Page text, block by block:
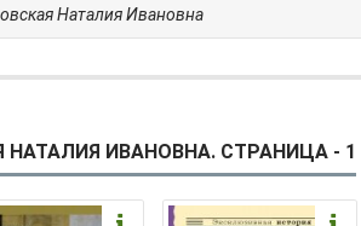
Наталия Ивановна
НАТАЛИЯ ИВАНОВНА. СТРАНИЦА - 1